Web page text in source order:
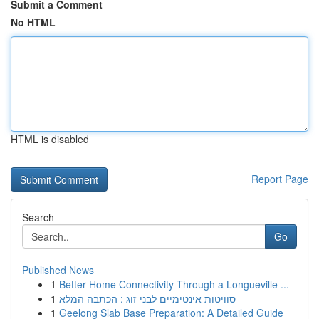
Submit a Comment
No HTML
HTML is disabled
Report Page
Search
Go
Published News
1 Better Home Connectivity Through a Longueville ...
1 סוויטות אינטימיים לבני זוג : הכתבה המלא
1 Geelong Slab Base Preparation: A Detailed Guide